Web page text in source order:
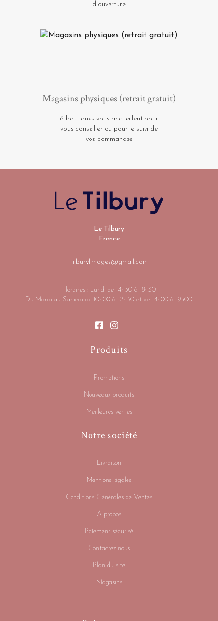
d'ouverture
Magasins physiques (retrait gratuit)
6 boutiques vous accueillent pour
vous conseiller ou pour le suivi de
vos commandes
Le Tilbury
France
tilburylimoges@gmail.com
Horaires : Lundi de 14h30 à 18h30
Du Mardi au Samedi de 10h00 à 12h30 et de 14h00 à 19h00.
Produits
Promotions
Nouveaux produits
Meilleures ventes
Notre société
Livraison
Mentions légales
Conditions Générales de Ventes
A propos
Paiement sécurisé
Contactez-nous
Plan du site
Magasins